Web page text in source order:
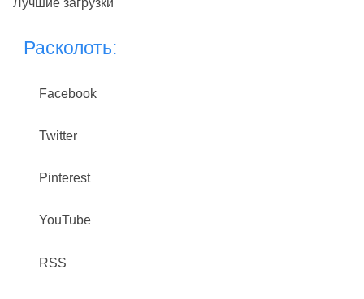
Лучшие загрузки
Расколоть:
Facebook
Twitter
Pinterest
YouTube
RSS